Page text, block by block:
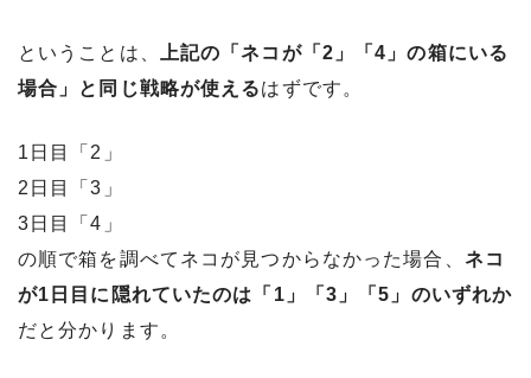
ということは、
上記の「ネコが「2」「4」の箱にいる
場合」と同じ戦略が使えるはずです。
1日目「2」
2日目「3」
3日目「4」
の順で箱を調べてネコが見つからなかった場合、 ネコ
が1日目に隠れていたのは「1」「3」「5」のいずれか
だと分かります。